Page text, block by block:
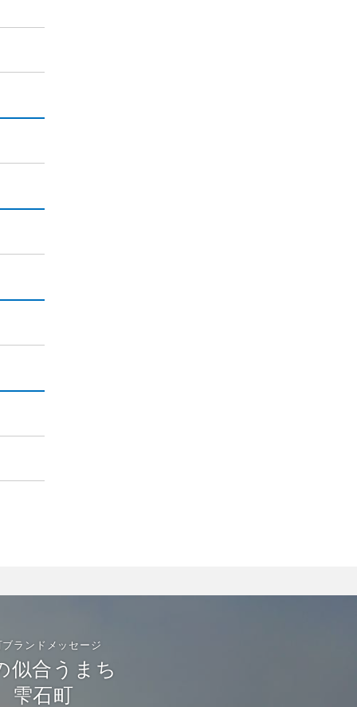
ランドメッセージ
似合うまち
雫石町